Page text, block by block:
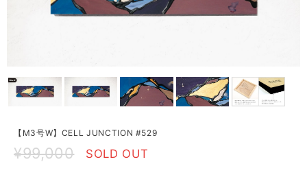
【M3号W】CELL JUNCTION #529
¥99,000 SOLD OUT